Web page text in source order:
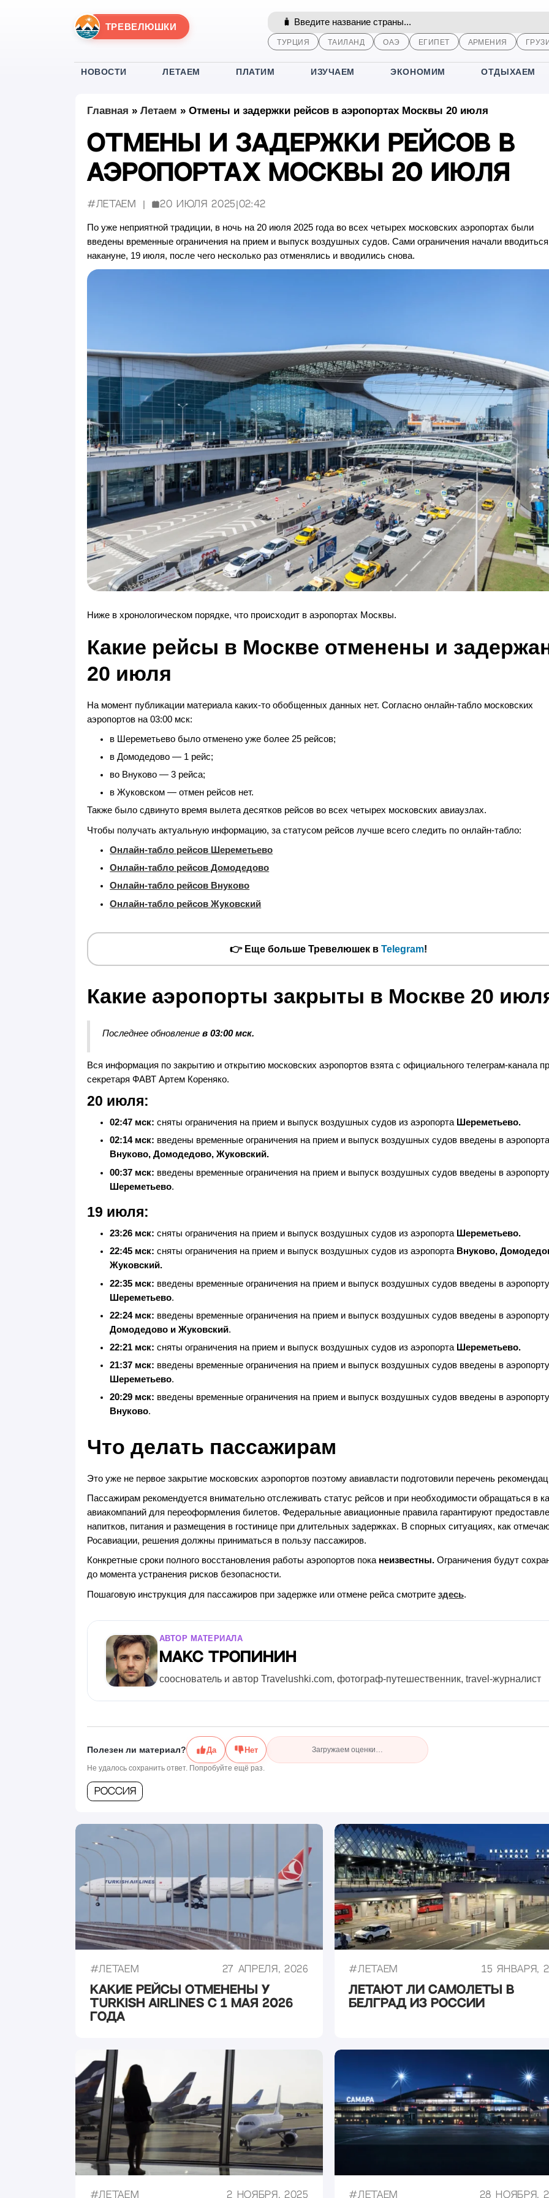
ТРЕВЕЛЮШКИ
ТУРЦИЯ ТАИЛАНД ОАЭ ЕГИПЕТ АРМЕНИЯ
НОВОСТИ ЛЕТАЕМ ПЛАТИМ ИЗУЧАЕМ ЭКОНОМИМ ОТДЫХАЕМ
Главная » Летаем » Отмены и задержки рейсов в аэропортах Москвы 20 июля
Отмены и задержки рейсов в
аэропортах Москвы 20 июля
#Летаем Опубликовано:
20 июля 2025 02:42
По уже неприятной традиции, в ночь на 20 июля 2025 года во всех четырех московских аэропортах были
введены временные ограничения на прием и выпуск воздушных судов. Сами ограничения начали
накануне, 19 июля, после чего несколько раз отменялись и вводились снова.
Ниже в хронологическом порядке, что происходит в аэропортах Москвы.
Какие рейсы в Москве отменены и
20 июля
На момент публикации материала каких-то обобщенных данных нет. Согласно онлайн-табло московских
аэропортов на 03:00 мск:
в Шереметьево было отменено уже более 25 рейсов;
в Домодедово — 1 рейс;
во Внуково — 3 рейса;
в Жуковском — отмен рейсов нет.
Также было сдвинуто время вылета десятков рейсов во всех четырех московских авиаузлах.
Чтобы получать актуальную информацию, за статусом рейсов лучше всего следить по онлайн-табло:
Онлайн-табло рейсов Шереметьево
Онлайн-табло рейсов Домодедово
Онлайн-табло рейсов Внуково
Онлайн-табло рейсов Жуковский
👉 Еще больше Тревелюшек вTelegram!
Какие аэропорты закрыты в Москве 20
Последнее обновление в 03:00 мск.
Вся информация по закрытию и открытию московских аэропортов взята с официального телеграм-канала
секретаря ФАВТ Артем Кореняко.
20 июля:
02:47 мск:сняты ограничения на прием и выпуск воздушных судов из аэропорта Шереметьево.
02:14 мск: введены временные ограничения на прием и выпуск воздушных судов введены в
Внуково, Домодедово, Жуковский.
00:37 мск: введены временные ограничения на прием и выпуск воздушных судов введены в
Шереметьево.
19 июля:
23:26 мск:сняты ограничения на прием и выпуск воздушных судов из аэропорта Шереметьево.
22:45 мск:сняты ограничения на прием и выпуск воздушных судов из аэропорта Внуково,
Жуковский.
22:35 мск: введены временные ограничения на прием и выпуск воздушных судов введены в
Шереметьево.
22:24 мск: введены временные ограничения на прием и выпуск воздушных судов введены в
Домодедово и Жуковский.
22:21 мск:сняты ограничения на прием и выпуск воздушных судов из аэропорта Шереметьево.
21:37 мск: введены временные ограничения на прием и выпуск воздушных судов введены в
Шереметьево.
20:29 мск: введены временные ограничения на прием и выпуск воздушных судов введены в
Внуково.
Что делать пассажирам
Это уже не первое закрытие московских аэропортов поэтому авиавласти подготовили перечень
Пассажирам рекомендуется внимательно отслеживать статус рейсов и при необходимости обращаться в
авиакомпаний для переоформления билетов. Федеральные авиационные правила гарантируют
напитков, питания и размещения в гостинице при длительных задержках. В спорных ситуациях, как
Росавиации, решения должны приниматься в пользу пассажиров.
Конкретные сроки полного восстановления работы аэропортов пока неизвестны.Ограничения будут
до момента устранения рисков безопасности.
Пошаговую инструкция для пассажиров при задержке или отмене рейса смотрите здесь.
АВТОР МАТЕРИАЛА
Макс Тропинин
сооснователь и автор Travelushki.com, фотограф-путешественник, travel-журналист
Полезен ли материал? Да Нет Загружаем оценки…
Не удалось сохранить ответ. Попробуйте ещё раз.
Россия
#Летаем 27 апреля, 2026
Какие рейсы отменены у
Turkish Airlines с 1 мая 2026
года
#Летаем 15 января,
Летают ли самолеты в
Белград из России
#Летаем 2 ноября, 2025 #Летаем 28 ноября,